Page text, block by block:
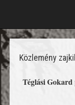
Közlemény
Téglási